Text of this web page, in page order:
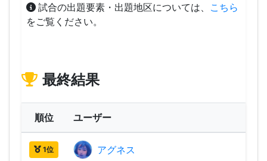
試合の出題要素・出題地区については、 こちら
をご覧ください。
最終結果
順位 ユーザー
1位 アグネス